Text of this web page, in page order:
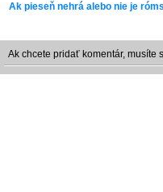
Ak pieseň nehrá alebo nie je
Ak chcete pridať komentár, musíte